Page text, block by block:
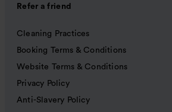
Refer a friend
Cleaning Practices
Booking Terms & Conditions
Website Terms & Conditions
Privacy Policy
Anti-Slavery Policy